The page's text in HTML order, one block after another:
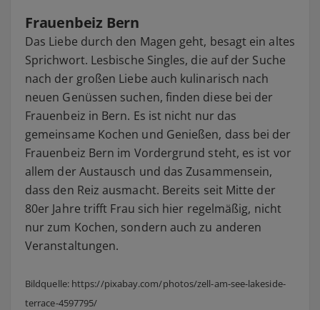
Frauenbeiz Bern
Das Liebe durch den Magen geht, besagt ein altes
Sprichwort. Lesbische Singles, die auf der Suche
nach der großen Liebe auch kulinarisch nach
neuen Genüssen suchen, finden diese bei der
Frauenbeiz in Bern. Es ist nicht nur das
gemeinsame Kochen und Genießen, dass bei der
Frauenbeiz Bern im Vordergrund steht, es ist vor
allem der Austausch und das Zusammensein,
dass den Reiz ausmacht. Bereits seit Mitte der
80er Jahre trifft Frau sich hier regelmäßig, nicht
nur zum Kochen, sondern auch zu anderen
Veranstaltungen.
Bildquelle: https://pixabay.com/photos/zell-am-see-lakeside-
terrace-4597795/